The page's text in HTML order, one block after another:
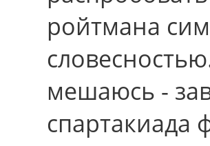
ройтмана
мешаюсь -
спартакиада